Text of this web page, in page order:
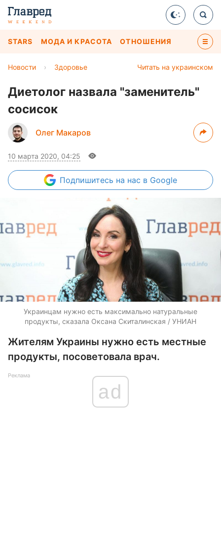
STARS МОДА И КРАСОТА ОТНОШЕНИЯ
Читать на украинском
Новости › Здоровье
Диетолог назвала "заменитель"
сосисок
Олег Макаров
10 марта 2020, 04:25
Подпишитесь на нас в Google
Украинцам нужно есть максимально натуральные
продукты, сказала Оксана Скиталинская / УНИАН
Жителям Украины нужно есть местные
продукты, посоветовала врач.
Реклама
ad